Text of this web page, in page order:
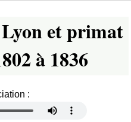
et primat
à 1836
: